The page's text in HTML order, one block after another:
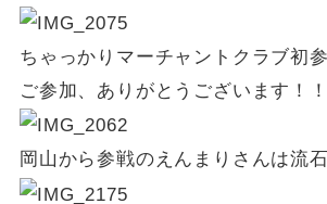
ちゃっかりマーチャントクラブ初
ご参加、ありがとうございます！！
岡山から参戦のえんまりさんは流